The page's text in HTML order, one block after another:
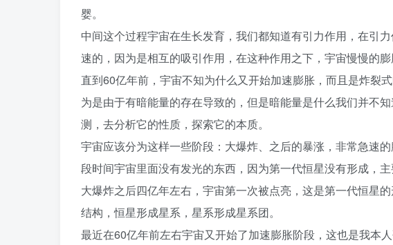
婴。
中间这个过程宇宙在生长发育，我们都知道有引力作用，在引
速的，因为是相互的吸引作用，在这种作用之下，宇宙慢慢的
直到60亿年前，宇宙不知为什么又开始加速膨胀，而且是炸裂
为是由于有暗能量的存在导致的，但是暗能量是什么我们并不
测，去分析它的性质，探索它的本质。
宇宙应该分为这样一些阶段：大爆炸、之后的暴涨，非常急速
段时间宇宙里面没有发光的东西，因为第一代恒星没有形成，主
大爆炸之后四亿年左右，宇宙第一次被点亮，这是第一代恒星
结构，恒星形成星系，星系形成星系团。
最近在60亿年前左右宇宙又开始了加速膨胀阶段，这也是我本人